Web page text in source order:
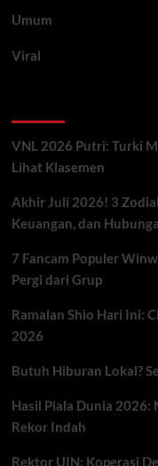
Umum
Viral
VNL 2026 Putri: Turki
Lihat Klasemen
Akhir Juli 2026! 3
Keuangan, dan
7 Fancam Populer
Pergi dari Grup
Ramalan Shio Hari Ini:
2026
Butuh Hiburan Lokal?
Hasil Piala Dunia 2026:
Rekor Indah
Rektor UIN: Koperasi